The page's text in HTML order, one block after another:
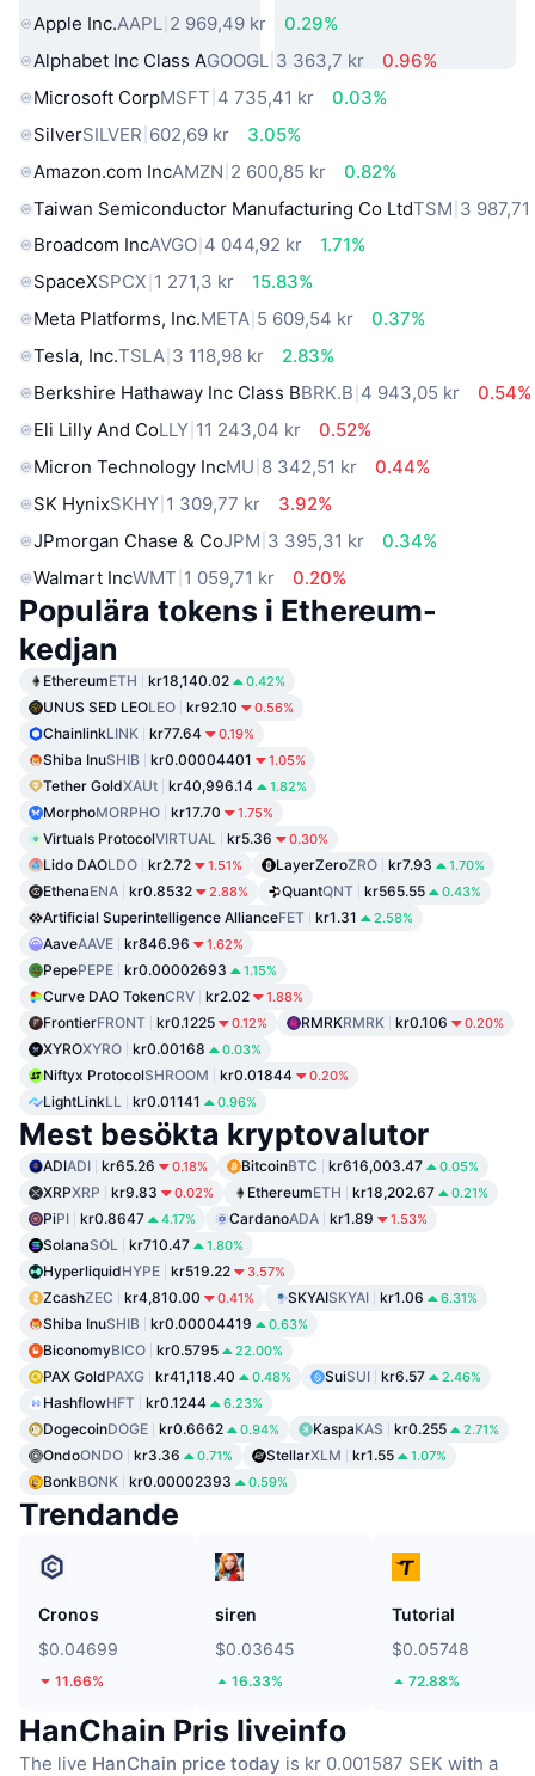
Apple Inc.AAPL 2 969,49 kr
0.29%
Alphabet Inc Class AGOOGL 3 363,7 kr
0.96%
Microsoft CorpMSFT 4 735,41 kr
0.03%
SilverSILVER 602,69 kr
3.05%
Amazon.com IncAMZN 2 600,85 kr
0.82%
Taiwan Semiconductor Manufacturing Co LtdTSM 3
Broadcom IncAVGO 4 044,92 kr
1.71%
SpaceXSPCX 1 271,3 kr
15.83%
Meta Platforms, Inc.META 5 609,54 kr
0.37%
Tesla, Inc.TSLA 3 118,98 kr
2.83%
Berkshire Hathaway Inc Class BBRK.B 4 943,05 kr
0.54%
Eli Lilly And CoLLY 11 243,04 kr
0.52%
Micron Technology IncMU 8 342,51 kr
0.44%
SK HynixSKHY 1 309,77 kr
3.92%
JPmorgan Chase & CoJPM 3 395,31 kr
0.34%
Walmart IncWMT 1 059,71 kr 0.20%
Populära tokens i Ethereum-
kedjan
EthereumETH kr18,140.02 0.42%
UNUS SED LEOLEO kr92.10 0.56%
ChainlinkLINK kr77.64 0.19%
Shiba InuSHIB kr0.00004401 1.05%
Tether GoldXAUt kr40,996.14 1.82%
MorphoMORPHO kr17.70 1.75%
Virtuals ProtocolVIRTUAL kr5.36 0.30%
Lido DAOLDO kr2.72 1.51% LayerZeroZRO kr7.93 1.70%
EthenaENA kr0.8532 2.88% QuantQNT kr565.55 0.43%
Artificial Superintelligence AllianceFET kr1.31 2.58%
AaveAAVE kr846.96 1.62%
PepePEPE kr0.00002693 1.15%
Curve DAO TokenCRV kr2.02 1.88%
FrontierFRONT kr0.1225 0.12% RMRKRMRK kr0.106 0.20%
XYROXYRO kr0.00168 0.03%
Niftyx ProtocolSHROOM kr0.01844 0.20%
LightLinkLL kr0.01141 0.96%
Mest besökta kryptovalutor
ADIADI kr65.26 0.18% BitcoinBTC kr616,003.47 0.05%
XRPXRP kr9.83 0.02% EthereumETH kr18,202.67 0.21%
PiPI kr0.8647 4.17% CardanoADA kr1.89 1.53%
SolanaSOL kr710.47 1.80%
HyperliquidHYPE kr519.22 3.57%
ZcashZEC kr4,810.00 0.41% SKYAISKYAI kr1.06 6.31%
Shiba InuSHIB kr0.00004419 0.63%
BiconomyBICO kr0.5795 22.00%
PAX GoldPAXG kr41,118.40 0.48% SuiSUI kr6.57 2.46%
HashflowHFT kr0.1244 6.23%
DogecoinDOGE kr0.6662 0.94% KaspaKAS kr0.255 2.71%
OndoONDO kr3.36 0.71% StellarXLM kr1.55 1.07%
BonkBONK kr0.00002393 0.59%
Trendande
Cronos
$0.04699
11.66%
siren
$0.03645
16.33%
Tutorial
$0.05748
72.88%
HanChain Pris liveinfo
The live HanChain price today is kr 0.001587 SEK with a